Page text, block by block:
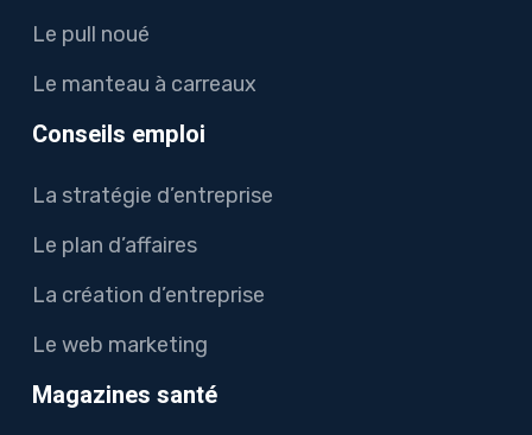
Le pull noué
Le manteau à carreaux
Conseils emploi
La stratégie d’entreprise
Le plan d’affaires
La création d’entreprise
Le web marketing
Magazines santé